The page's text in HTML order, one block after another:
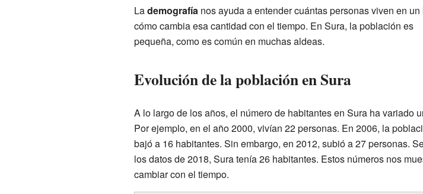
Lademografíanos ayuda a entender cuántas personas viven en un
cómo cambia esa cantidad con el tiempo. En Sura, la población es
pequeña, como es común en muchas aldeas.
Evolución de la población en Sura
A lo largo de los años, el número de habitantes en Sura ha variado
Por ejemplo, en el año 2000, vivían 22 personas. En 2006, la
bajó a 16 habitantes. Sin embargo, en 2012, subió a 27 personas.
los datos de 2018, Sura tenía 26 habitantes. Estos números nos
cambiar con el tiempo.